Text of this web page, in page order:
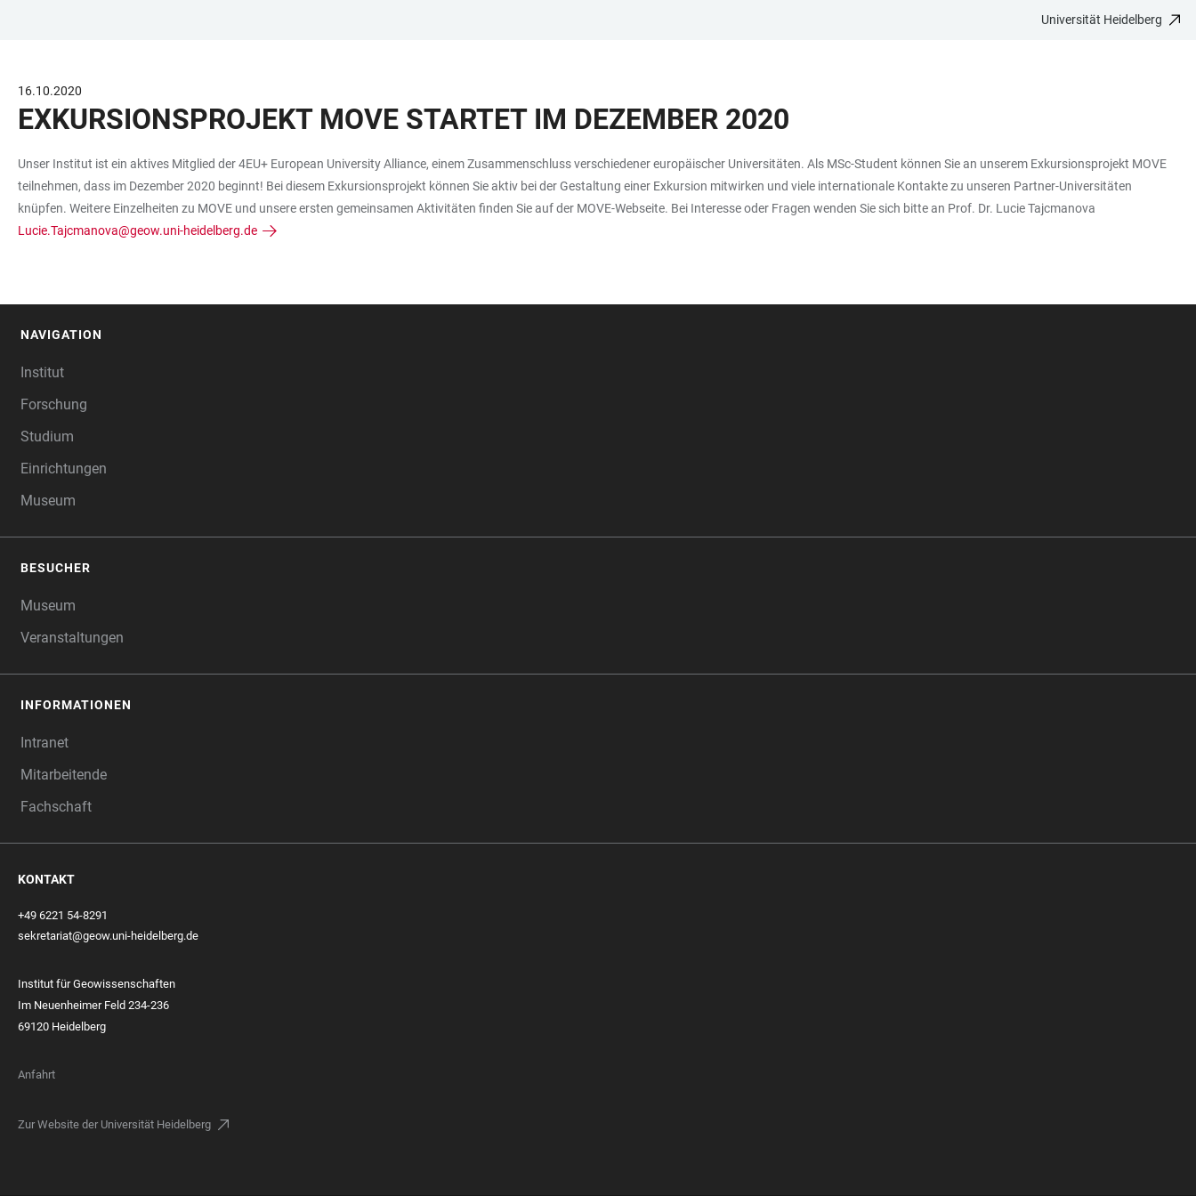
BARRIEREFREIHEIT
Universität Heidelberg
16.10.2020
EXKURSIONSPROJEKT MOVE STARTET IM DEZEMBER 2020
Unser Institut ist ein aktives Mitglied der 4EU+ European University Alliance, einem Zusammenschluss verschiedener europäischer Universitäten. Als MSc-Student können Sie an unserem Exkursionsprojekt MOVE
teilnehmen, dass im Dezember 2020 beginnt! Bei diesem Exkursionsprojekt können Sie aktiv bei der Gestaltung einer Exkursion mitwirken und viele internationale Kontakte zu unseren Partner-Universitäten
knüpfen. Weitere Einzelheiten zu MOVE und unsere ersten gemeinsamen Aktivitäten finden Sie auf der MOVE-Webseite. Bei Interesse oder Fragen wenden Sie sich bitte an Prof. Dr. Lucie Tajcmanova
Lucie.Tajcmanova@geow.uni-heidelberg.de
NAVIGATION
Institut
Forschung
Studium
Einrichtungen
Museum
BESUCHER
Museum
Veranstaltungen
INFORMATIONEN
Intranet
Mitarbeitende
Fachschaft
KONTAKT
+49 6221 54-8291
sekretariat@geow.uni-heidelberg.de
Institut für Geowissenschaften
Im Neuenheimer Feld 234-236
69120 Heidelberg
Anfahrt
Zur Website der Universität Heidelberg